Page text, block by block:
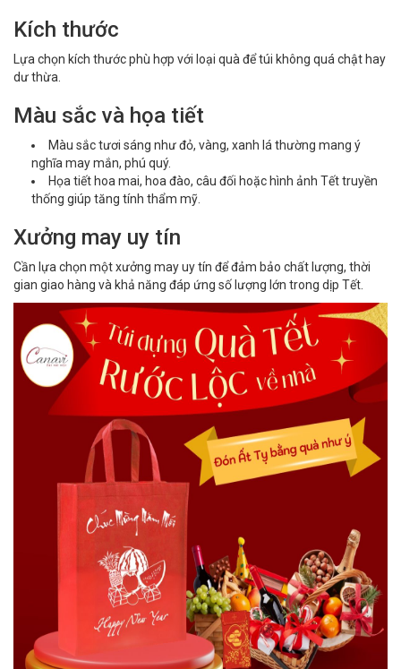
Kích thước
Lựa chọn kích thước phù hợp với loại quà để túi không quá chật hay
dư thừa.
Màu sắc và họa tiết
Màu sắc tươi sáng như đỏ, vàng, xanh lá thường mang ý
nghĩa may mắn, phú quý.
Họa tiết hoa mai, hoa đào, câu đối hoặc hình ảnh Tết truyền
thống giúp tăng tính thẩm mỹ.
Xưởng may uy tín
Cần lựa chọn một xưởng may uy tín để đảm bảo chất lượng, thời
gian giao hàng và khả năng đáp ứng số lượng lớn trong dịp Tết.